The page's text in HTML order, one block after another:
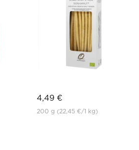
4,49 €
200 g (22,45 €/1 kg)